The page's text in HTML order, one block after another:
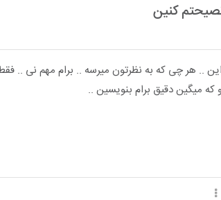
کنین
.. هر چی که به نظرتون میرسه .. برام مهم نی ..
میگین دقیق برام بنویسین ..